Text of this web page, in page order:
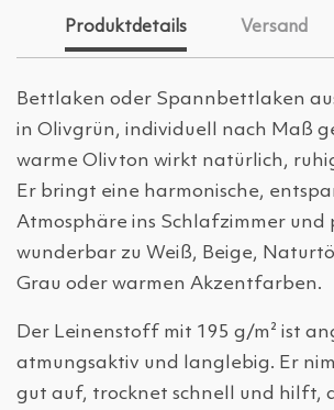
Produktdetails Versand
Bettlaken oder Spannbettlaken
in Olivgrün, individuell nach Maß
warme Olivton wirkt natürlich,
Er bringt eine harmonische,
Atmosphäre ins Schlafzimmer und
wunderbar zu Weiß, Beige,
Grau oder warmen Akzentfarben.
Der Leinenstoff mit 195 g/m² ist
atmungsaktiv und langlebig. Er
gut auf, trocknet schnell und hilft,